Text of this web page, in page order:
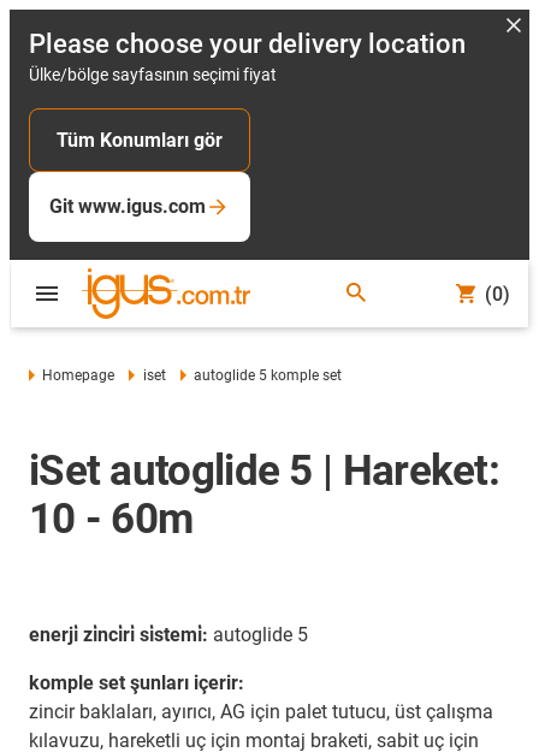
Please choose your delivery location
Ülke/bölge sayfasının seçimi fiyat
Tüm Konumları gör
Git www.igus.com
(0)
Homepage iset autoglide 5 komple set
iSet autoglide 5 | Hareket:
10 - 60m
enerji̇ zi̇nci̇ri̇ si̇stemi̇: autoglide 5
komple set şunları içerir:
zincir baklaları, ayırıcı, AG için palet tutucu, üst çalışma
kılavuzu, hareketli uç için montaj braketi, sabit uç için